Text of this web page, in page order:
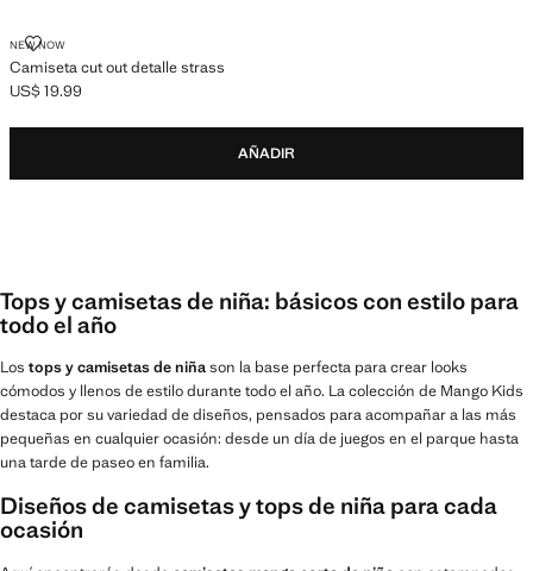
NEW NOW
Camiseta cut out detalle strass
CAMISETA CUT OUT DETALLE STRASS
Precio actual [US$ 19.99 ]
US$ 19.99
AÑADIR
Tops y camisetas de niña: básicos con estilo para
todo el año
Los tops y camisetas de niñason la base perfecta para crear looks
cómodos y llenos de estilo durante todo el año. La colección de Mango Kids
destaca por su variedad de diseños, pensados para acompañar a las más
pequeñas en cualquier ocasión: desde un día de juegos en el parque hasta
una tarde de paseo en familia.
Diseños de camisetas y tops de niña para cada
ocasión